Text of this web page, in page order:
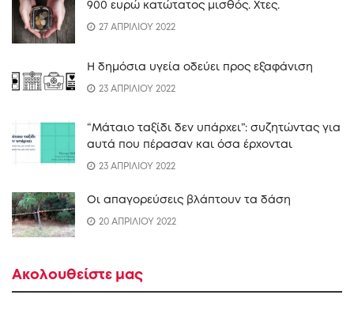
900 ευρώ κατώτατος μισθός. Xτες.
27 ΑΠΡΙΛΙΟΥ 2022
Η δημόσια υγεία οδεύει προς εξαφάνιση
23 ΑΠΡΙΛΙΟΥ 2022
“Mάταιο ταξίδι δεν υπάρχει”: συζητώντας για
αυτά που πέρασαν και όσα έρχονται
23 ΑΠΡΙΛΙΟΥ 2022
Οι απαγορεύσεις βλάπτουν τα δάση
20 ΑΠΡΙΛΙΟΥ 2022
Ακολουθείστε μας